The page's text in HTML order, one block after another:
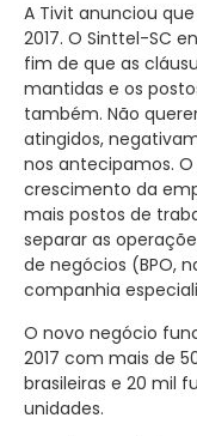
A Tivit anunciou
2017. O Sinttel-SC
fim de que as
mantidas e os
também. Não
atingidos,
nos antecipamos.
crescimento da
mais postos de
separar as
de negócios (BPO,
companhia
O novo negócio
2017 com mais de
brasileiras e 20 mil
unidades.